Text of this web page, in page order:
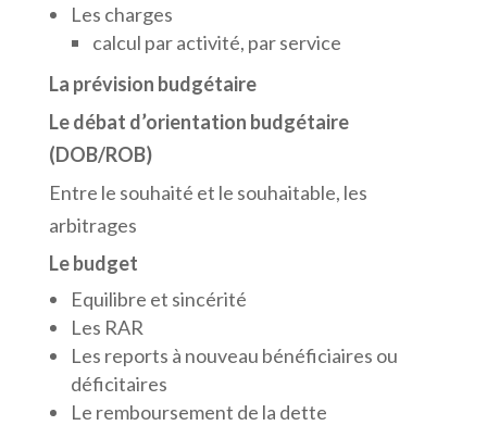
Les charges
calcul par activité, par service
La prévision budgétaire
Le débat d’orientation budgétaire
(DOB/ROB)
Entre le souhaité et le souhaitable, les
arbitrages
Le budget
Equilibre et sincérité
Les RAR
Les reports à nouveau bénéficiaires ou
déficitaires
Le remboursement de la dette